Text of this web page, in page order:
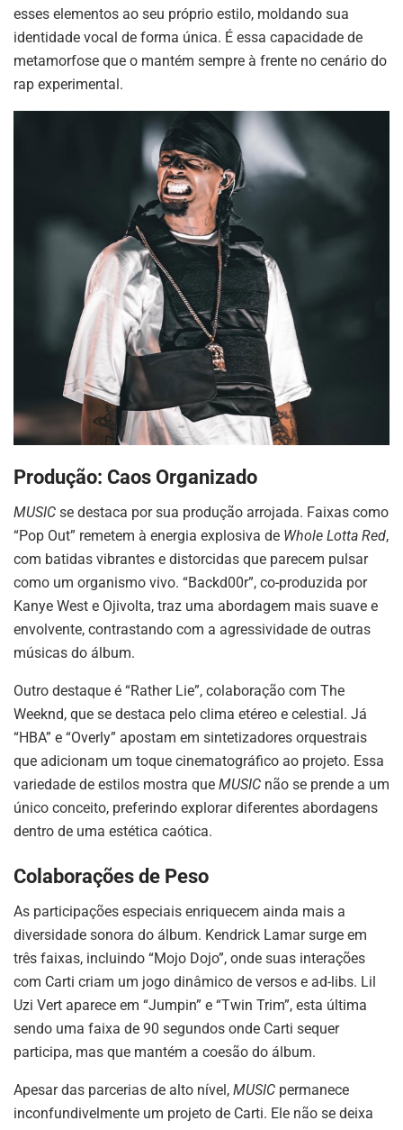
esses elementos ao seu próprio estilo, moldando sua
identidade vocal de forma única. É essa capacidade de
metamorfose que o mantém sempre à frente no cenário do
rap experimental.
Produção: Caos Organizado
MUSIC se destaca por sua produção arrojada. Faixas como
“Pop Out” remetem à energia explosiva de Whole Lotta Red,
com batidas vibrantes e distorcidas que parecem pulsar
como um organismo vivo. “Backd00r”, co-produzida por
Kanye West e Ojivolta, traz uma abordagem mais suave e
envolvente, contrastando com a agressividade de outras
músicas do álbum.
Outro destaque é “Rather Lie”, colaboração com The
Weeknd, que se destaca pelo clima etéreo e celestial. Já
“HBA” e “Overly” apostam em sintetizadores orquestrais
que adicionam um toque cinematográfico ao projeto. Essa
variedade de estilos mostra que MUSIC não se prende a um
único conceito, preferindo explorar diferentes abordagens
dentro de uma estética caótica.
Colaborações de Peso
As participações especiais enriquecem ainda mais a
diversidade sonora do álbum. Kendrick Lamar surge em
três faixas, incluindo “Mojo Dojo”, onde suas interações
com Carti criam um jogo dinâmico de versos e ad-libs. Lil
Uzi Vert aparece em “Jumpin” e “Twin Trim”, esta última
sendo uma faixa de 90 segundos onde Carti sequer
participa, mas que mantém a coesão do álbum.
Apesar das parcerias de alto nível, MUSIC permanece
inconfundivelmente um projeto de Carti. Ele não se deixa